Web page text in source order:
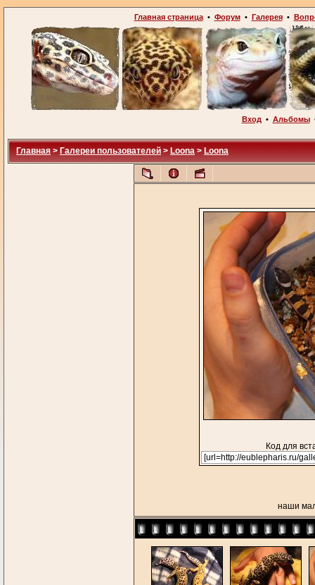
Главная страница• Форум• Галерея•
Вход • Альбомы
Главная > Галереи пользователей > Loona > Loona
Код для
наши